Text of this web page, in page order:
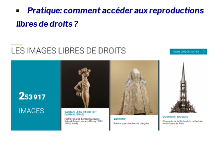
Pratique: comment accéder aux reproductions
libres de droits ?